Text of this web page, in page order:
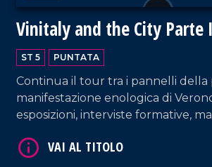
Vinitaly and the City Parte
ST 5 PUNTATA
Continua il tour tra i pannelli della
manifestazione enologica di
esposizioni, interviste formative,